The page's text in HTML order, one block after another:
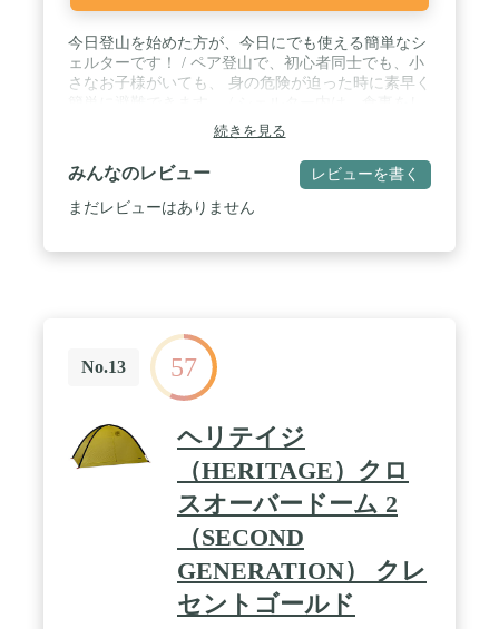
今日登山を始めた方が、今日にでも使える簡単なシ
ェルターです！ / ペア登山で、初心者同士でも、小
さなお子様がいても、 身の危険が迫った時に素早く
たり着替えたりと、ちょっとした作業が可能な空間
があります。換気口から頭を出して、風雨にさらさ
れながら外で作業をする必要はありません。 / 床面
にはシート部分があり重しを置けることで、風でま
くれ上がる心配をせずに用を足すことができます。
す。 / スタッフバッグは余裕を持って作られていま
す。使用後は適当に丸めて押し込むだけでＯＫ。冬
山用の手袋をしていても大丈夫です。 / 耐水性はツ
ェルトとしては高い1,700mmあります。 / ※非自立
式 内部にポールを立てても自立しません。
続きを見る
みんなのレビュー レビューを書く
まだレビューはありません
No.13 57
ヘリテイジ
（HERITAGE）クロ
スオーバードーム 2
（SECOND
GENERATION） クレ
セントゴールド